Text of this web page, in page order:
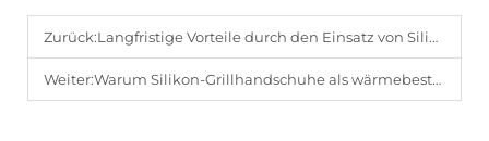
Zurück:Langfristige Vorteile durch den Einsatz von Silikon-Grillhandschuhen
Weiter:Warum Silikon-Grillhandschuhe als wärmebeständige Giganten gelten